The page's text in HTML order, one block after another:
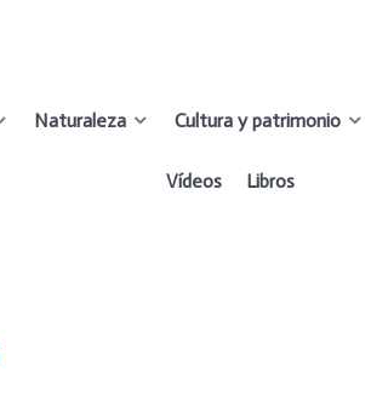
Naturaleza Cultura y patrimonio
Vídeos Libros